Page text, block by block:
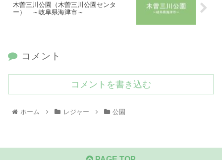
木曽三川公園（木曽三川公園センタ
ー） ～岐阜県海津市～
コメント
コメントを書き込む
ホーム レジャー 公園